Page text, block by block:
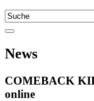
News
COMEBACK
online